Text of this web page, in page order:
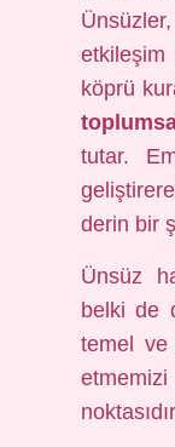
etkileşim
köprü
tutar.
derin bir
Ünsüz
belki de
temel ve